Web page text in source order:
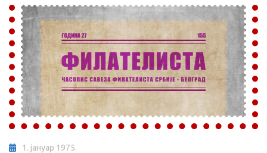
1. јануар 1975.